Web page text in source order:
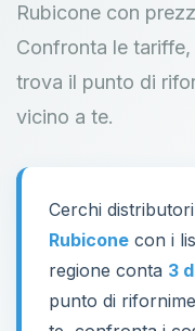
Rubicone con
Confronta le
trova il punto di
vicino a te.
Cerchi
Rubicone con i
regione conta 3
punto di